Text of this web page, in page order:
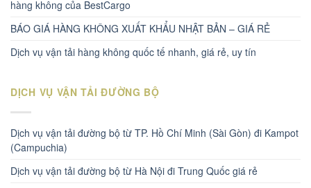
hàng không của BestCargo
BÁO GIÁ HÀNG KHÔNG XUẤT KHẨU NHẬT BẢN – GIÁ RẺ
Dịch vụ vận tải hàng không quốc tế nhanh, giá rẻ, uy tín
DỊCH VỤ VẬN TẢI ĐƯỜNG BỘ
Dịch vụ vận tải đường bộ từ TP. Hồ Chí Minh (Sài Gòn) đi Kampot
(Campuchia)
Dịch vụ vận tải đường bộ từ Hà Nội đi Trung Quốc giá rẻ